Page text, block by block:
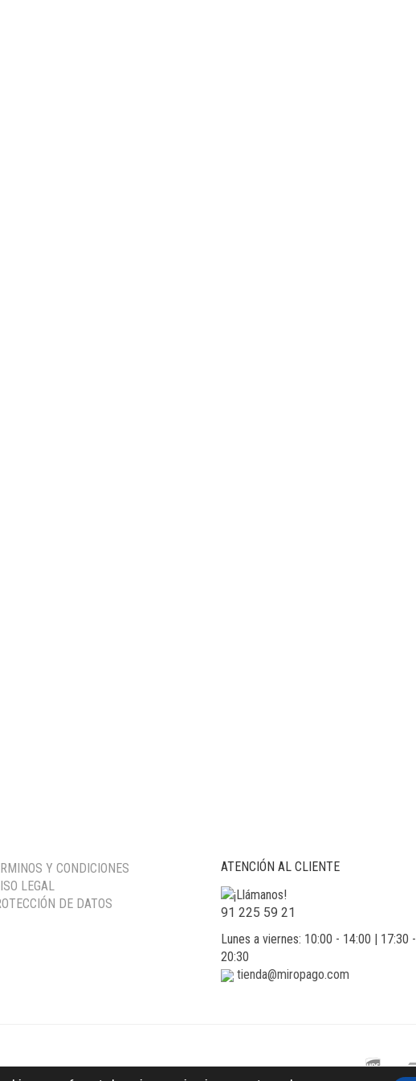
Y CONDICIONES
LEGAL
DE DATOS
ATENCIÓN AL CLIENTE
91 225 59 21
Lunes a viernes: 10:00 - 14:00 | 17:30 -
20:30
tienda@miropago.com